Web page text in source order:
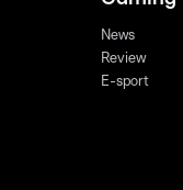
News
Review
E-sport